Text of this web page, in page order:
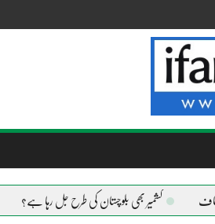
کشمیر بھی بلوچستان کی طرح جل رہا ہے؟